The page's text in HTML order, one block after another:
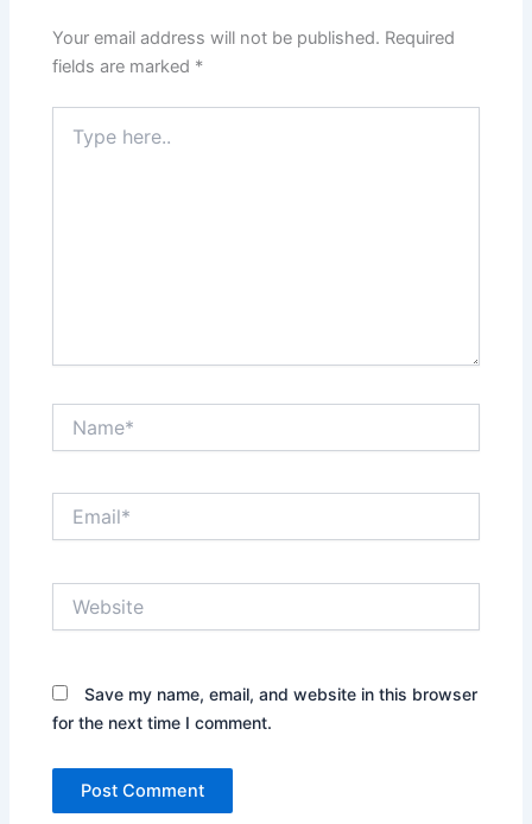
Your email address will not be published. Required
fields are marked *
here..
Save my name, email, and website in this browser
for the next time I comment.